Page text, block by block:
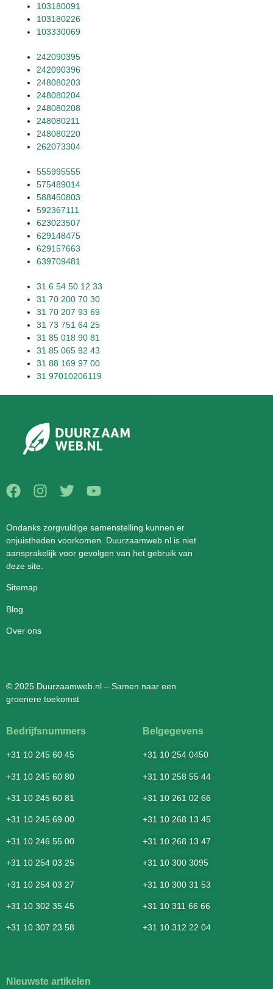
103180091
103180226
103330069
242090395
242090396
248080203
248080204
248080208
248080211
248080220
262073304
555995555
575489014
588450803
592367111
623023507
629148475
629157663
639709481
31 6 54 50 12 33
31 70 200 70 30
31 70 207 93 69
31 73 751 64 25
31 85 018 90 81
31 85 065 92 43
31 88 169 97 00
31 97010206119
Ondanks zorgvuldige samenstelling kunnen er
onjuistheden voorkomen. Duurzaamweb.nl is niet
aansprakelijk voor gevolgen van het gebruik van
deze site.
Sitemap
Blog
Over ons
© 2025 Duurzaamweb.nl – Samen naar een
groenere toekomst
Bedrijfsnummers
+31 10 245 60 45
+31 10 245 60 80
+31 10 245 60 81
+31 10 245 69 00
+31 10 246 55 00
+31 10 254 03 25
+31 10 254 03 27
+31 10 302 35 45
+31 10 307 23 58
Belgegevens
+31 10 254 0450
+31 10 258 55 44
+31 10 261 02 66
+31 10 268 13 45
+31 10 268 13 47
+31 10 300 3095
+31 10 300 31 53
+31 10 311 66 66
+31 10 312 22 04
Nieuwste artikelen